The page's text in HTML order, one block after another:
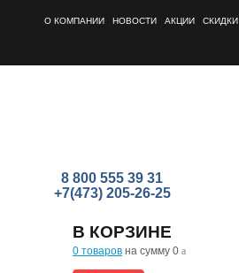
О КОМПАНИИ НОВОСТИ АКЦИИ СКИДКИ
8 800 555 39 31
+7(473) 205-26-25
В КОРЗИНЕ
0 товаров на сумму 0 a